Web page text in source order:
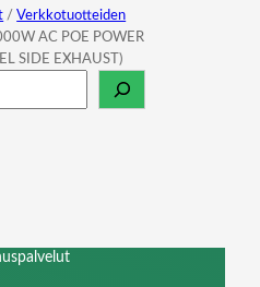
/Verkkotuotteiden
AC POE POWER
SIDE EXHAUST)